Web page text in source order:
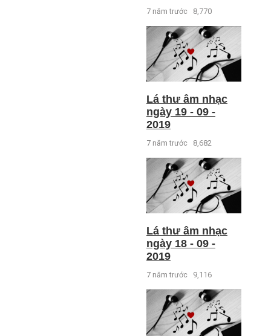
7 năm trước 8,770
Lá thư âm nhạc
ngày 19 - 09 -
2019
7 năm trước 8,682
Lá thư âm nhạc
ngày 18 - 09 -
2019
7 năm trước 9,116